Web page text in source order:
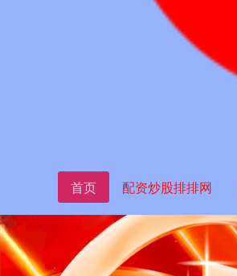
首页 配资炒股排排网